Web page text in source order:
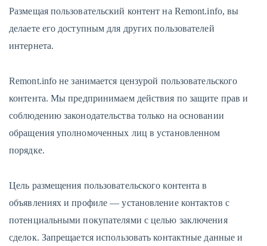
Размещая пользовательский контент на Remont.info, вы
делаете его доступным для других пользователей
интернета.
Remont.info не занимается цензурой пользовательского
контента. Мы предпринимаем действия по защите прав и
соблюдению законодательства только на основании
обращения уполномоченных лиц в установленном
порядке.
Цель размещения пользовательского контента в
объявлениях и профиле — установление контактов с
потенциальными покупателями с целью заключения
сделок. Запрещается использовать контактные данные и